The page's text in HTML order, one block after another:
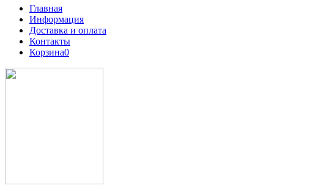
Главная
Информация
Доставка и оплата
Контакты
Корзина0